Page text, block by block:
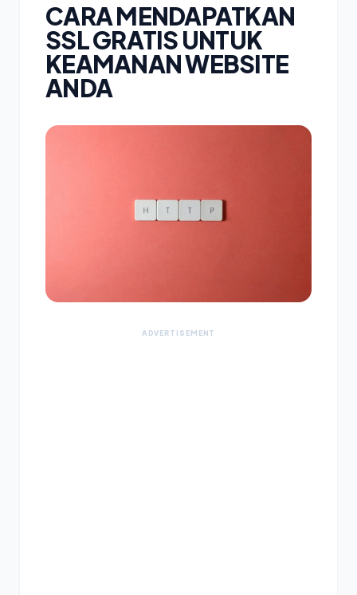
CARA MENDAPATKAN
SSL GRATIS UNTUK
KEAMANAN WEBSITE
ANDA
ADVERTISEMENT